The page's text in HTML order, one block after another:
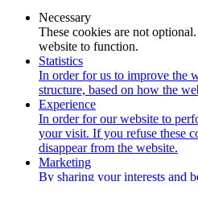
Necessary
These cookies are not
website to function.
Statistics
In order for us to improve the
structure, based on how the
Experience
In order for our website to
your visit. If you refuse these
disappear from the website.
Marketing
By sharing your interests and